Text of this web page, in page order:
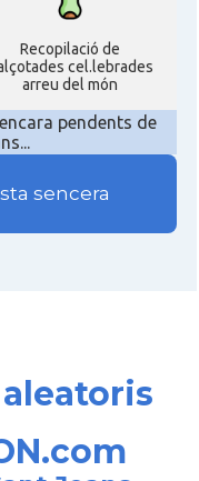
Recopilació de
cel.lebrades
arreu del món
pendents de
sencera